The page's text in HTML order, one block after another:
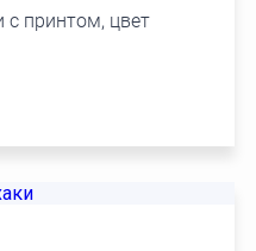
с принтом, цвет